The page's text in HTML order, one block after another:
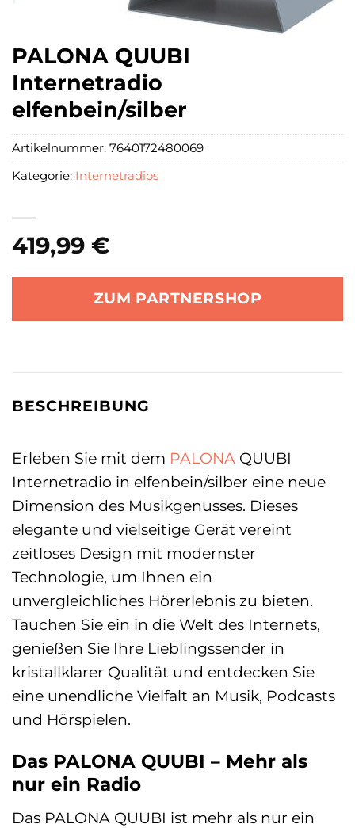
PALONA QUUBI
Internetradio
elfenbein/silber
419,99 €
ZUM PARTNERSHOP
Artikelnummer: 7640172480069
Kategorie: Internetradios
BESCHREIBUNG
Erleben Sie mit dem PALONA QUUBI
Internetradio in elfenbein/silber eine neue
Dimension des Musikgenusses. Dieses
elegante und vielseitige Gerät vereint
zeitloses Design mit modernster
Technologie, um Ihnen ein
unvergleichliches Hörerlebnis zu bieten.
Tauchen Sie ein in die Welt des Internets,
genießen Sie Ihre Lieblingssender in
kristallklarer Qualität und entdecken Sie
eine unendliche Vielfalt an Musik, Podcasts
und Hörspielen.
Das PALONA QUUBI – Mehr als
nur ein Radio
Das PALONA QUUBI ist mehr als nur ein